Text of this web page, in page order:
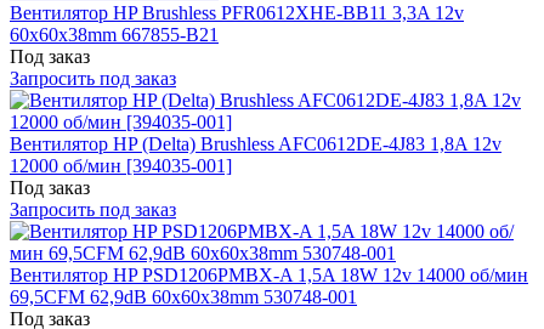
Вентилятор HP Brushless PFR0612XHE-BB11 3,3A 12v
60x60x38mm 667855-B21
Под заказ
Запросить под заказ
Вентилятор HP (Delta) Brushless AFC0612DE-4J83 1,8A 12v
12000 об/мин [394035-001]
Под заказ
Запросить под заказ
Вентилятор HP PSD1206PMBX-A 1,5A 18W 12v 14000 об/мин
69,5CFM 62,9dB 60x60x38mm 530748-001
Под заказ